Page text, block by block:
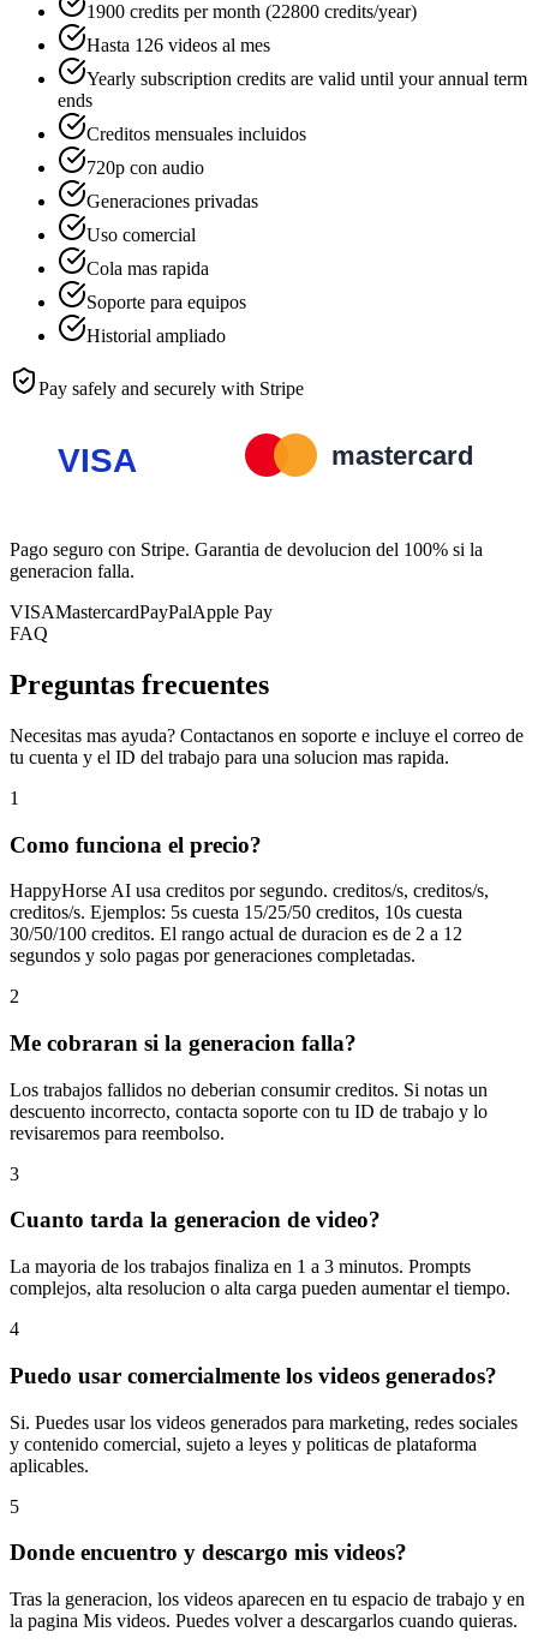
1900 credits per month (22800 credits/year)
Hasta 126 videos al mes
Yearly subscription credits are valid until your annual term
ends
Creditos mensuales incluidos
720p con audio
Generaciones privadas
Uso comercial
Cola mas rapida
Soporte para equipos
Historial ampliado
Pay safely and securely with Stripe
Pago seguro con Stripe. Garantia de devolucion del 100% si la
generacion falla.
VISAMastercardPayPalApple Pay
FAQ
Preguntas frecuentes
Necesitas mas ayuda? Contactanos en soporte e incluye el correo de
tu cuenta y el ID del trabajo para una solucion mas rapida.
1
Como funciona el precio?
HappyHorse AI usa creditos por segundo. creditos/s, creditos/s,
creditos/s. Ejemplos: 5s cuesta 15/25/50 creditos, 10s cuesta
30/50/100 creditos. El rango actual de duracion es de 2 a 12
segundos y solo pagas por generaciones completadas.
2
Me cobraran si la generacion falla?
Los trabajos fallidos no deberian consumir creditos. Si notas un
descuento incorrecto, contacta soporte con tu ID de trabajo y lo
revisaremos para reembolso.
3
Cuanto tarda la generacion de video?
La mayoria de los trabajos finaliza en 1 a 3 minutos. Prompts
complejos, alta resolucion o alta carga pueden aumentar el tiempo.
4
Puedo usar comercialmente los videos generados?
Si. Puedes usar los videos generados para marketing, redes sociales
y contenido comercial, sujeto a leyes y politicas de plataforma
aplicables.
5
Donde encuentro y descargo mis videos?
Tras la generacion, los videos aparecen en tu espacio de trabajo y en
la pagina Mis videos. Puedes volver a descargarlos cuando quieras.